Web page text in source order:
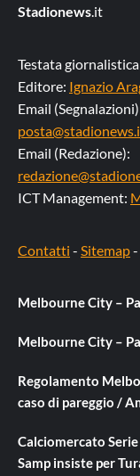
Stadionews.it
Testata
Editore: Ignazio
Email
Email (Redazione):
ICT Management:
Contatti - Sitemap-
Melbourne City –
Melbourne City –
Regolamento
caso di pareggio /
Calciomercato
Samp insiste per